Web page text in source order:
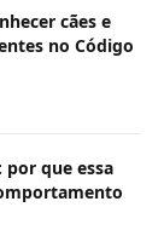
cães e
no Código
por que essa